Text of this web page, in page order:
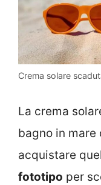
Crema solare
La crema
bagno in mare
acquistare
fototipo per